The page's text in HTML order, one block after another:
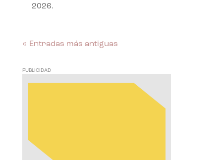
2026.
« Entradas más antiguas
PUBLICIDAD